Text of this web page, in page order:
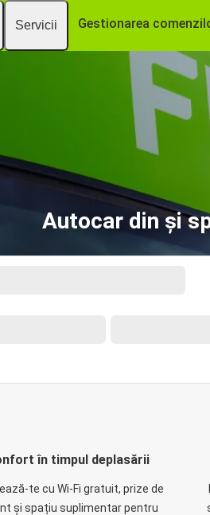
Servicii Gestionarea
Autocar din și
în timpul deplasării
te cu Wi-Fi gratuit, prize de
și spațiu suplimentar pentru